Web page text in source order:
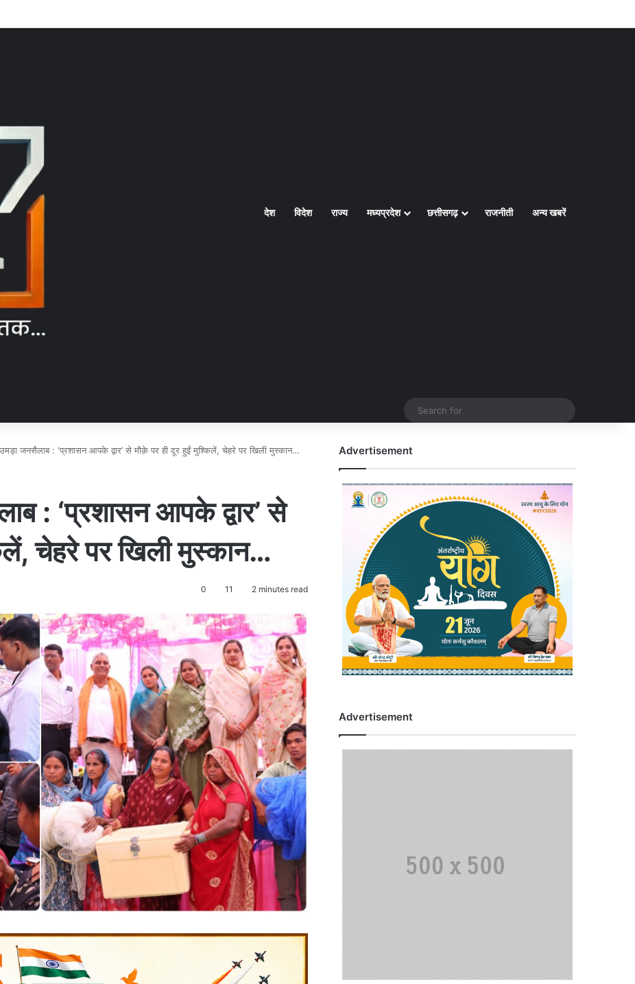
Homeदेश विदेश राज्य मध्यप्रदेश छत्तीसगढ़ राजनीती अन्य खबरें
जनसैलाब : ‘प्रशासन आपके द्वार’ से मौक़े पर ही दूर हुईं मुश्किलें, चेहरे पर खिली मुस्कान…
: ‘प्रशासन आपके द्वार’ से
चेहरे पर खिली मुस्कान…
0 11 2 minutes read
Advertisement
Advertisement